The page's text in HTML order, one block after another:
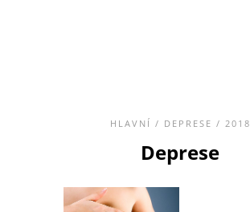
HLAVNÍ / DEPRESE / 2018
Deprese